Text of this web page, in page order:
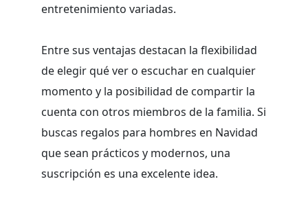
entretenimiento variadas.
Entre sus ventajas destacan la flexibilidad
de elegir qué ver o escuchar en cualquier
momento y la posibilidad de compartir la
cuenta con otros miembros de la familia. Si
buscas regalos para hombres en Navidad
que sean prácticos y modernos, una
suscripción es una excelente idea.